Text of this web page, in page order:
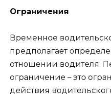
Ограничения
Временное
предполагает
отношении водителя.
ограничение – это
действия